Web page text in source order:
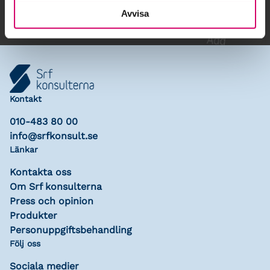
Avvisa
Kontakt
010-483 80 00
info@srfkonsult.se
Länkar
Kontakta oss
Om Srf konsulterna
Press och opinion
Produkter
Personuppgiftsbehandling
Följ oss
Sociala medier